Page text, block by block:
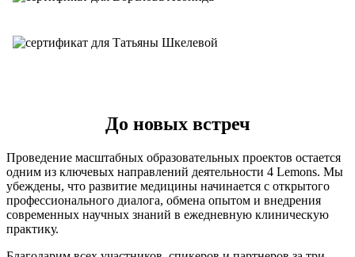
До новых встреч
Проведение масштабных образовательных проектов остается
одним из ключевых направлений деятельности 4 Lemons. Мы
убеждены, что развитие медицины начинается с открытого
профессионального диалога, обмена опытом и внедрения
современных научных знаний в ежедневную клиническую
практику.